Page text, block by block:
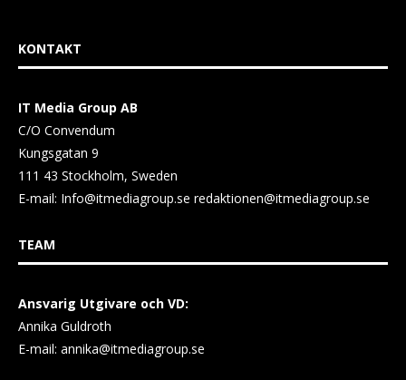
KONTAKT
IT Media Group AB
C/O Convendum
Kungsgatan 9
111 43 Stockholm, Sweden
E-mail: Info@itmediagroup.se redaktionen@itmediagroup.se
TEAM
Ansvarig Utgivare och VD:
Annika Guldroth
E-mail: annika@itmediagroup.se